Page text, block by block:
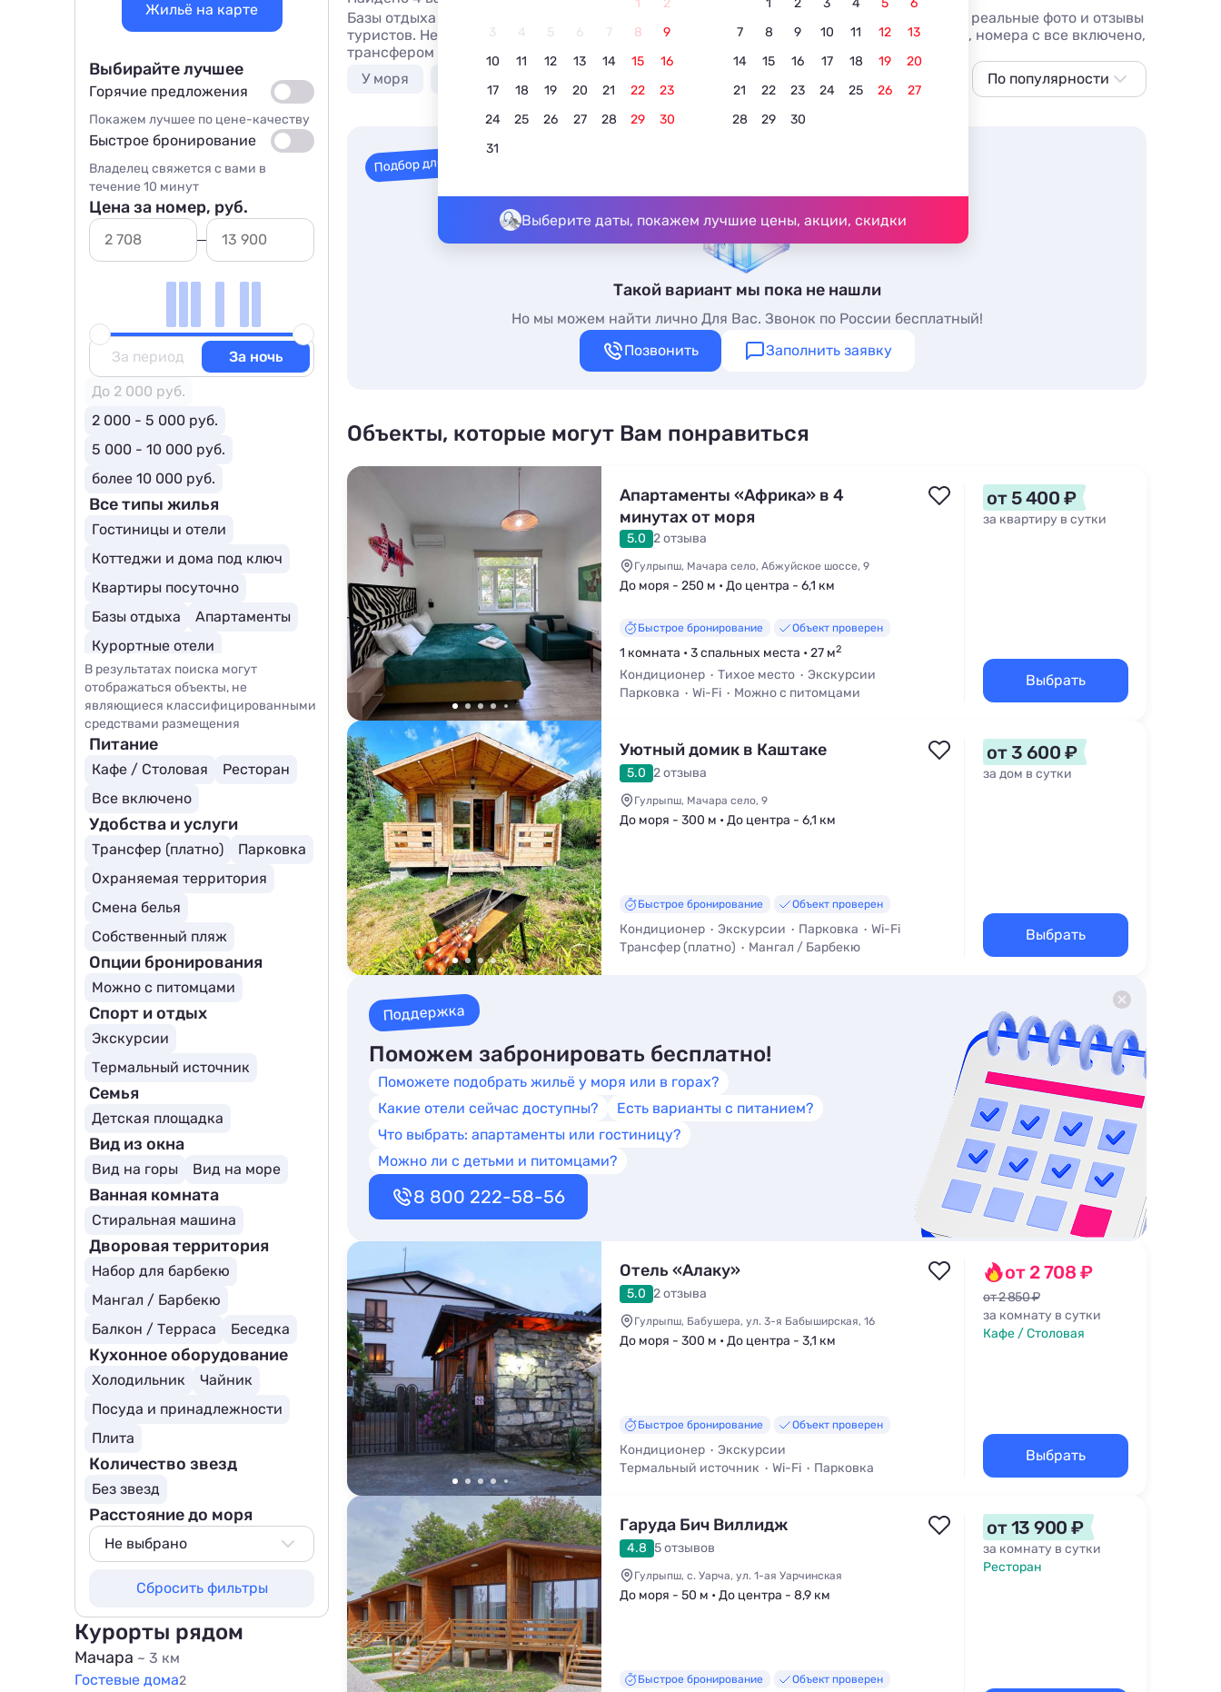
1
2
3
4 5 6 7 8
9
10
11 12 13 14 15
16
17
18 19 20 21 22
23
24
25 26 27 28 29
30
31
1 2 3 4 5
6
7
8 9 10 11 12
13
14
15 16 17 18 19
20
21
22 23 24 25 26
27
28
29 30
Выберите даты, покажем лучшие цены, акции, скидки
Базы отдыха у моря недорого в Гулрыпше без посредников, цены на отдых в 2026 году, реальные фото и отзывы
туристов. Недорогие Базы отдыха у моря в Гулрыпше - более 10 вариантов, от 2708 руб, номера с все включено,
трансфером (платно) и сменой белья.
У моря
По популярности
Подбор для вас
Такой вариант мы пока не нашли
Но мы можем найти лично Для Вас. Звонок по России бесплатный!
Позвонить
Заполнить заявку
Объекты, которые могут Вам понравиться
Апартаменты «Африка» в 4
минутах от моря
5.0 2 отзыва
Гулрыпш, Мачара село, Абжуйское шоссе, 9
До моря - 250 м • До центра - 6,1 км
Быстрое бронирование Объект проверен
1 комната • 3 спальных места • 27 м2
Кондиционер Тихое место
Экскурсии
Парковка
Wi-Fi
Можно с питомцами
от 5 400 ₽
за квартиру в сутки
Выбрать
Уютный домик в Каштаке
5.0 2 отзыва
Гулрыпш, Мачара село, 9
До моря - 300 м • До центра - 6,1 км
Быстрое бронирование Объект проверен
Кондиционер Экскурсии Парковка
Wi-Fi
Трансфер (платно)
Мангал / Барбекю
от 3 600 ₽
за дом в сутки
Выбрать
Поддержка
Поможем забронировать бесплатно!
Поможете подобрать жильё у моря или в горах?
Какие отели сейчас доступны?
Есть варианты с питанием?
Что выбрать: апартаменты или гостиницу?
Можно ли с детьми и питомцами?
8 800 222-58-56
Отель «Алаку»
5.0 2 отзыва
Гулрыпш, Бабушера, ул. 3-я Бабыширская, 16
До моря - 300 м • До центра - 3,1 км
Быстрое бронирование Объект проверен
Кондиционер
Экскурсии
Термальный источник
Wi-Fi
Парковка
от 2 708 ₽
от 2 850 ₽
за комнату в сутки
Кафе / Столовая
Выбрать
Гаруда Бич Виллидж
4.8 5 отзывов
Гулрыпш, с. Уарча, ул. 1-ая Уарчинская
До моря - 50 м • До центра - 8,9 км
Быстрое бронирование Объект проверен
от 13 900 ₽
за комнату в сутки
Ресторан
Жильё на карте
Выбирайте лучшее
Горячие предложения
Покажем лучшее по цене-качеству
Быстрое бронирование
Владелец свяжется с вами в
течение 10 минут
Цена за номер, руб.
За период
За ночь
До 2 000 руб.
2 000 - 5 000 руб.
5 000 - 10 000 руб.
более 10 000 руб.
Все типы жилья
Гостиницы и отели
Коттеджи и дома под ключ
Квартиры посуточно
Базы отдыха
Апартаменты
Курортные отели
В результатах поиска могут
отображаться объекты, не
являющиеся классифицированными
средствами размещения
Питание
Кафе / Столовая
Ресторан
Все включено
Удобства и услуги
Трансфер (платно)
Парковка
Охраняемая территория
Смена белья
Собственный пляж
Опции бронирования
Можно с питомцами
Спорт и отдых
Экскурсии
Термальный источник
Семья
Детская площадка
Вид из окна
Вид на горы Вид на море
Ванная комната
Стиральная машина
Дворовая территория
Набор для барбекю
Мангал / Барбекю
Балкон / Терраса
Беседка
Кухонное оборудование
Холодильник
Чайник
Посуда и принадлежности
Плита
Количество звезд
Без звезд
Расстояние до моря
Не выбрано
100 м
200 м
500 м
Сбросить фильтры
Курорты рядом
Мачара ~ 3 км
Гостевые дома2